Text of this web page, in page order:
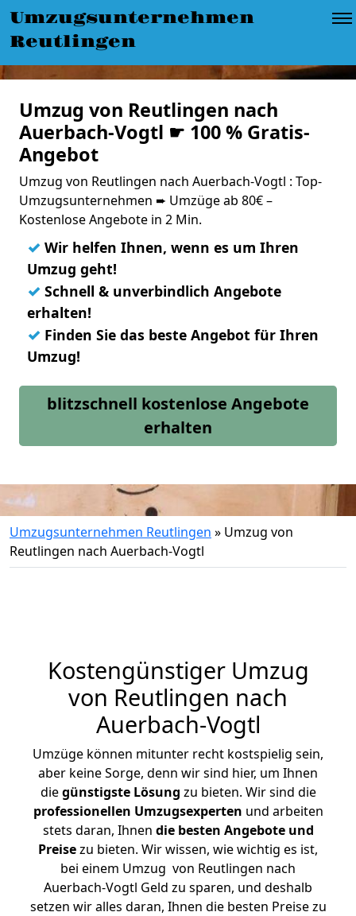
Umzugsunternehmen
Reutlingen
Umzug von Reutlingen nach
Auerbach-Vogtl ☛ 100 % Gratis-
Angebot
Umzug von Reutlingen nach Auerbach-Vogtl : Top-
Umzugsunternehmen ➨ Umzüge ab 80€ –
Kostenlose Angebote in 2 Min.
✓ Wir helfen Ihnen, wenn es um Ihren
Umzug geht!
✓ Schnell & unverbindlich Angebote
erhalten!
✓ Finden Sie das beste Angebot für Ihren
Umzug!
blitzschnell kostenlose Angebote
erhalten
Umzugsunternehmen Reutlingen » Umzug von
Reutlingen nach Auerbach-Vogtl
Kostengünstiger Umzug
von Reutlingen nach
Auerbach-Vogtl
Umzüge können mitunter recht kostspielig sein,
aber keine Sorge, denn wir sind hier, um Ihnen
diegünstigste Lösung zu bieten. Wir sind die
professionellen Umzugsexperten und arbeiten
stets daran, Ihnen die besten Angebote und
Preisezu bieten. Wir wissen, wie wichtig es ist,
bei einem Umzug von Reutlingen nach
Auerbach-Vogtl Geld zu sparen, und deshalb
setzen wir alles daran, Ihnen die besten Preise zu